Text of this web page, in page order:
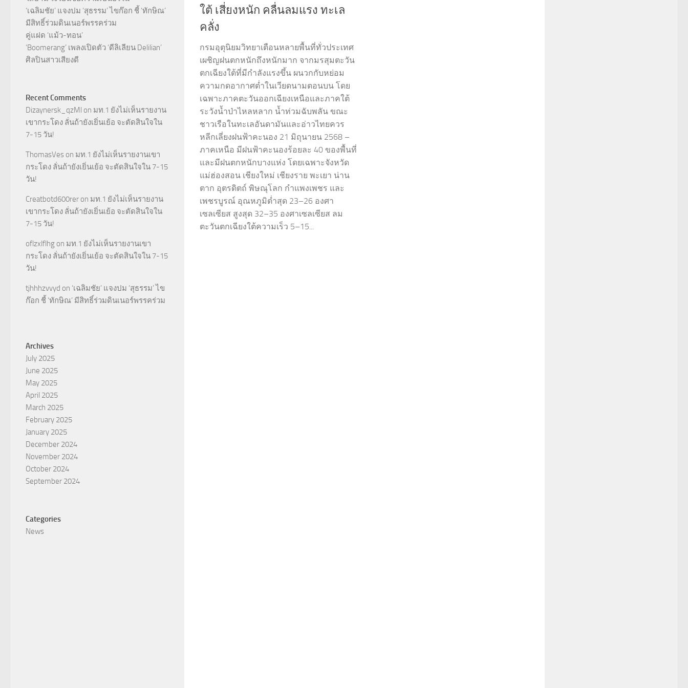
ใต้ เสี่ยงหนัก คลื่นลมแรง ทะเล
คลั่ง
กรมอุตุนิยมวิทยาเตือนหลายพื้นที่ทั่วประเทศ
เผชิญฝนตกหนักถึงหนักมาก จากมรสุมตะวัน
ตกเฉียงใต้ที่มีกำลังแรงขึ้น ผนวกกับหย่อม
ความกดอากาศต่ำในเวียดนามตอนบน โดย
เฉพาะภาคตะวันออกเฉียงเหนือและภาคใต้
ระวังน้ำป่าไหลหลาก น้ำท่วมฉับพลัน ขณะ
ชาวเรือในทะเลอันดามันและอ่าวไทยควร
หลีกเลี่ยงฝนฟ้าคะนอง 21 มิถุนายน 2568 –
ภาคเหนือ มีฝนฟ้าคะนองร้อยละ 40 ของพื้นที่
และมีฝนตกหนักบางแห่ง โดยเฉพาะจังหวัด
แม่ฮ่องสอน เชียงใหม่ เชียงราย พะเยา น่าน
ตาก อุตรดิตถ์ พิษณุโลก กำแพงเพชร และ
เพชรบูรณ์ อุณหภูมิต่ำสุด 23–26 องศา
เซลเซียส สูงสุด 32–35 องศาเซลเซียส ลม
ตะวันตกเฉียงใต้ความเร็ว 5–15...
‘เฉลิมชัย’ แจงปม ‘สุธรรม’ ไขก๊อก ชี้ ‘ทักษิณ’
มีสิทธิ์ร่วมดินเนอร์พรรคร่วม
คู่แฝด ‘แม้ว-ทอน’
‘Boomerang’ เพลงเปิดตัว ‘ดีลิเลียน Delilian’
ศิลปินสาวเสียงดี
Recent Comments
Dizaynersk_qzMl on มท.1 ยังไม่เห็นรายงาน
เขากระโดง ลั่นถ้ายังเยิ่นเย้อ จะตัดสินใจใน
7-15 วัน!
ThomasVes on มท.1 ยังไม่เห็นรายงานเขา
กระโดง ลั่นถ้ายังเยิ่นเย้อ จะตัดสินใจใน 7-15
วัน!
Creatbotd600rer on มท.1 ยังไม่เห็นรายงาน
เขากระโดง ลั่นถ้ายังเยิ่นเย้อ จะตัดสินใจใน
7-15 วัน!
oflzxlflhg on มท.1 ยังไม่เห็นรายงานเขา
กระโดง ลั่นถ้ายังเยิ่นเย้อ จะตัดสินใจใน 7-15
วัน!
tjhhhzvvyd on ‘เฉลิมชัย’ แจงปม ‘สุธรรม’ ไข
ก๊อก ชี้ ‘ทักษิณ’ มีสิทธิ์ร่วมดินเนอร์พรรคร่วม
Archives
July 2025
June 2025
May 2025
April 2025
March 2025
February 2025
January 2025
December 2024
November 2024
October 2024
September 2024
Categories
News